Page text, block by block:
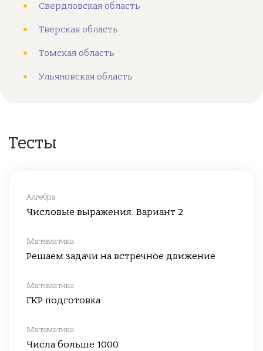
Свердловская область
Тверская область
Томская область
Ульяновская область
Тесты
Алгебра
Числовые выражения. Вариант 2
Математика
Решаем задачи на встречное движение
Математика
ГКР подготовка
Математика
Числа больше 1000